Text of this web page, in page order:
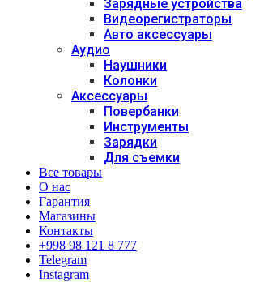
Зарядные устройства
Видеорегистраторы
Авто аксессуары
Аудио
Наушники
Колонки
Аксессуары
Повербанки
Инструменты
Зарядки
Для съемки
Все товары
О нас
Гарантия
Магазины
Контакты
+998 98 121 8 777
Telegram
Instagram